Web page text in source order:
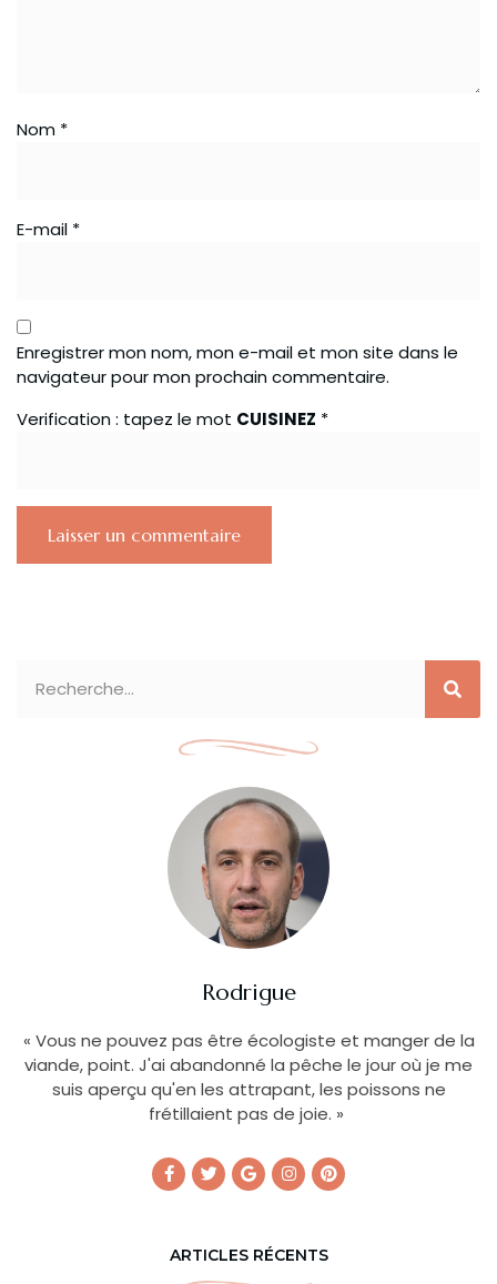
Nom *
E-mail *
Enregistrer mon nom, mon e-mail et mon site dans le
navigateur pour mon prochain commentaire.
Verification : tapez le mot CUISINEZ *
Rodrigue
« Vous ne pouvez pas être écologiste et manger de la
viande, point. J'ai abandonné la pêche le jour où je me
suis aperçu qu'en les attrapant, les poissons ne
frétillaient pas de joie. »
ARTICLES RÉCENTS